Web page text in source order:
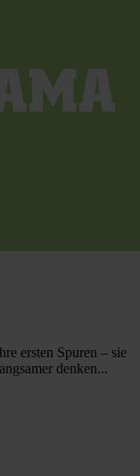
ersten Spuren – sie
denken...